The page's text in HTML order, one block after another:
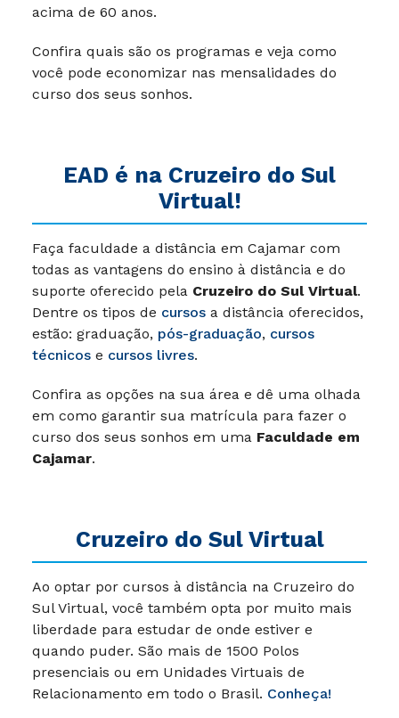
acima de 60 anos.
Confira quais são os programas e veja como
você pode economizar nas mensalidades do
curso dos seus sonhos.
EAD é na Cruzeiro do Sul
Virtual!
Faça faculdade a distância em Cajamar com
todas as vantagens do ensino à distância e do
suporte oferecido pela Cruzeiro do Sul Virtual.
Dentre os tipos de cursos a distância oferecidos,
estão: graduação, pós-graduação, cursos
técnicos e cursos livres.
Confira as opções na sua área e dê uma olhada
em como garantir sua matrícula para fazer o
curso dos seus sonhos em uma Faculdade em
Cajamar.
Cruzeiro do Sul Virtual
Ao optar por cursos à distância na Cruzeiro do
Sul Virtual, você também opta por muito mais
liberdade para estudar de onde estiver e
quando puder. São mais de 1500 Polos
presenciais ou em Unidades Virtuais de
Relacionamento em todo o Brasil. Conheça!